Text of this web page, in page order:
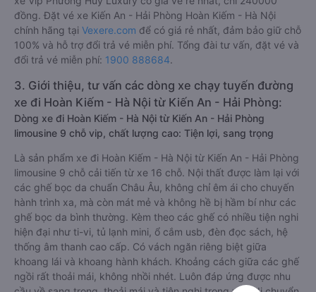
đồng. Đặt vé xe Kiến An - Hải Phòng Hoàn Kiếm - Hà Nội
chính hãng tại Vexere.com để có giá rẻ nhất, đảm bảo giữ chỗ
100% và hỗ trợ đổi trả vé miễn phí. Tổng đài tư vấn, đặt vé và
đổi trả vé miễn phí: 1900 888684.
3. Giới thiệu, tư vấn các dòng xe chạy tuyến đường
xe đi Hoàn Kiếm - Hà Nội từ Kiến An - Hải Phòng:
Dòng xe đi Hoàn Kiếm - Hà Nội từ Kiến An - Hải Phòng
limousine 9 chỗ vip, chất lượng cao: Tiện lợi, sang trọng
Là sản phẩm xe đi Hoàn Kiếm - Hà Nội từ Kiến An - Hải Phòng
limousine 9 chỗ cải tiến từ xe 16 chỗ. Nội thất được làm lại với
các ghế bọc da chuẩn Châu Âu, không chỉ êm ái cho chuyến
hành trình xa, mà còn mát mẻ và không hề bị hầm bí như các
ghế bọc da bình thường. Kèm theo các ghế có nhiều tiện nghi
hiện đại như ti-vi, tủ lạnh mini, ổ cắm usb, đèn đọc sách, hệ
thống âm thanh cao cấp. Có vách ngăn riêng biệt giữa
khoang lái và khoang hành khách. Khoảng cách giữa các ghế
ngồi rất thoải mái, không nhồi nhét. Luôn đáp ứng được nhu